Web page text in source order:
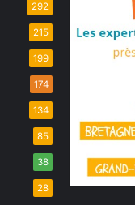
292
215
199
174
134
85
38
28